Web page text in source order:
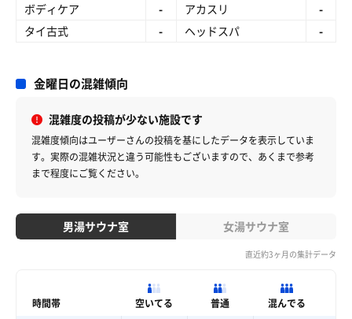
ボディケア - アカスリ
-
タイ古式
- ヘッドスパ -
金曜日の混雑傾向
混雑度の投稿が少ない施設です
混雑度傾向はユーザーさんの投稿を基にしたデータを表示していま
す。 実際の混雑状況と違う可能性もございますので、あくまで参考
まで程度にご覧ください。
男湯サウナ室 女湯サウナ室
直近約3ヶ月の集計データ
時間帯 空いてる 普通 混んでる